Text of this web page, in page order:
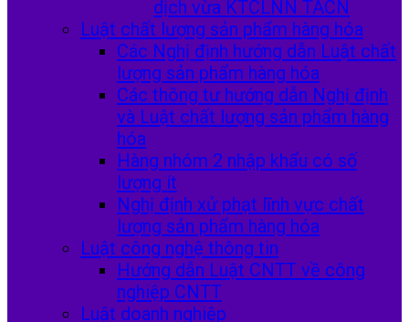
dịch vừa KTCLNN TACN
Luật chất lượng sản phẩm hàng hóa
Các Nghị định hướng dẫn Luật chất
lượng sản phẩm hàng hóa
Các thông tư hướng dẫn Nghị định
và Luật chất lượng sản phẩm hàng
hóa
Hàng nhóm 2 nhập khẩu có số
lượng ít
Nghị định xử phạt lĩnh vực chất
lượng sản phẩm hàng hóa
Luật công nghệ thông tin
Hướng dẫn Luật CNTT về công
nghiệp CNTT
Luật doanh nghiệp